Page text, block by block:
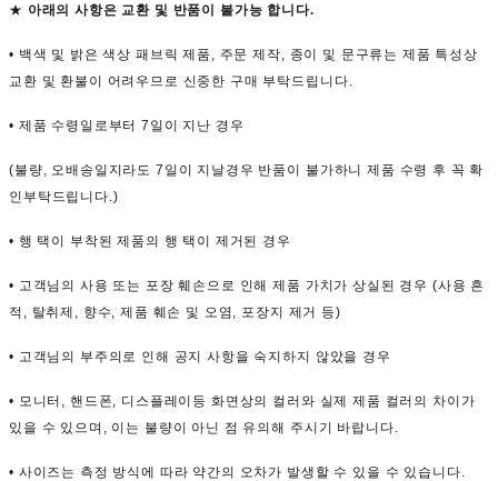
★ 아래의 사항은 교환 및 반품이 불가능 합니다.
• 백색 및 밝은 색상 패브릭 제품, 주문 제작, 종이 및 문구류는 제품 특성상
교환 및 환불이 어려우므로 신중한 구매 부탁드립니다.
• 제품 수령일로부터 7일이 지난 경우
(불량, 오배송일지라도 7일이 지날경우 반품이 불가하니 제품 수령 후 꼭 확
인부탁드립니다.)
• 행 택이 부착된 제품의 행 택이 제거된 경우
• 고객님의 사용 또는 포장 훼손으로 인해 제품 가치가 상실된 경우 (사용 흔
적, 탈취제, 향수, 제품 훼손 및 오염, 포장지 제거 등)
• 고객님의 부주의로 인해 공지 사항을 숙지하지 않았을 경우
• 모니터, 핸드폰, 디스플레이등 화면상의 컬러와 실제 제품 컬러의 차이가
있을 수 있으며, 이는 불량이 아닌 점 유의해 주시기 바랍니다.
• 사이즈는 측정 방식에 따라 약간의 오차가 발생할 수 있을 수 있습니다.